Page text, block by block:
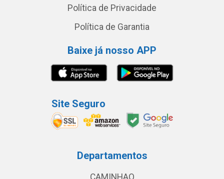
Política de Privacidade
Política de Garantia
Baixe já nosso APP
Site Seguro
Departamentos
CAMINHAO